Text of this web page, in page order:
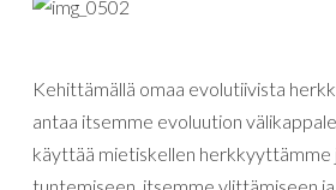
Kehittämällä omaa evolutiivista
antaa itsemme evoluution
käyttää mietiskellen herkkyyttämme